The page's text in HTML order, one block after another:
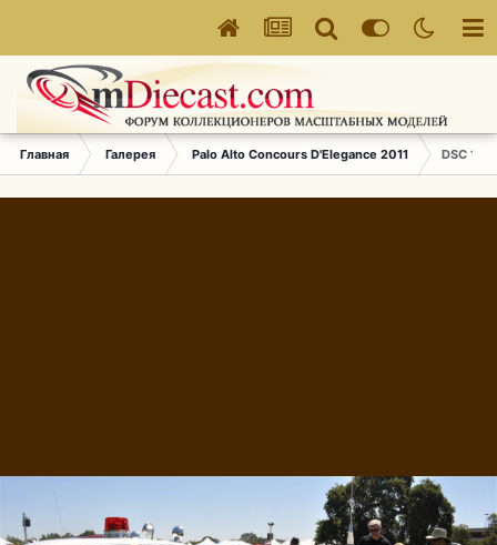
Главная Галерея Palo Alto Concours D'Elegance 2011 DSC